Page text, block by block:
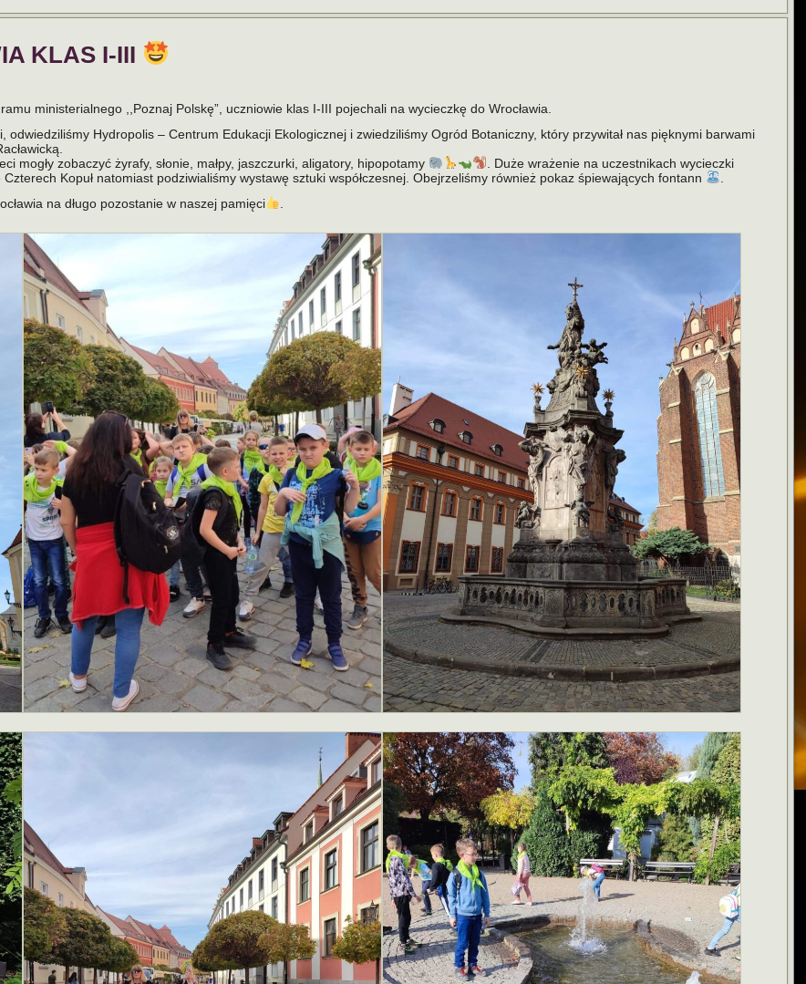
KLAS I-III
ministerialnego ,,Poznaj Polskę”, uczniowie klas I-III pojechali na wycieczkę do Wrocławia.
odwiedziliśmy Hydropolis – Centrum Edukacji Ekologicznej i zwiedziliśmy Ogród Botaniczny, który przywitał nas pięknymi barwami
mogły zobaczyć żyrafy, słonie, małpy, jaszczurki, aligatory, hipopotamy
. Duże wrażenie na uczestnikach wycieczki
Czterech Kopuł natomiast podziwialiśmy wystawę sztuki współczesnej. Obejrzeliśmy również pokaz śpiewających fontann
na długo pozostanie w naszej pamięci